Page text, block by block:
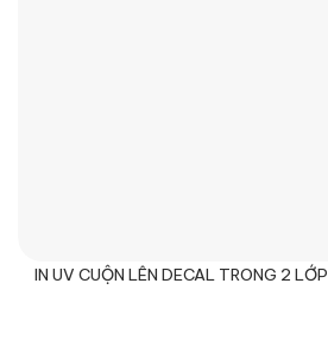
IN UV CUỘN LÊN DECAL TRONG 2 LỚP